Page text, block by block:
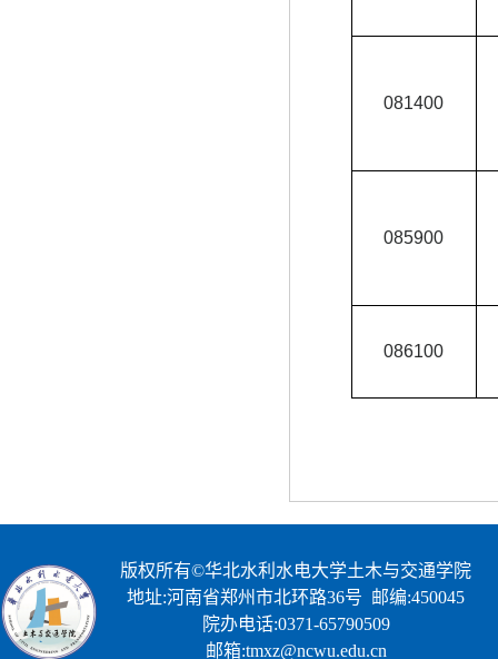
081400
085900
086100
版权所有©华北水利水电大学土木与交通学院
地址:河南省郑州市北环路36号 邮编:450045
院办电话:0371-65790509
邮箱:tmxz@ncwu.edu.cn